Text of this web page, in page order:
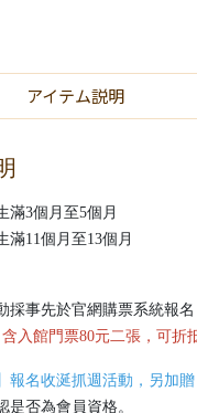
アイテム説明
滿3個月至5個月
滿11個月至13個月
採事先於官網購票系統報名
含入館門票80元二張，可折
報名收涎抓週活動，另加
是否為會員資格。